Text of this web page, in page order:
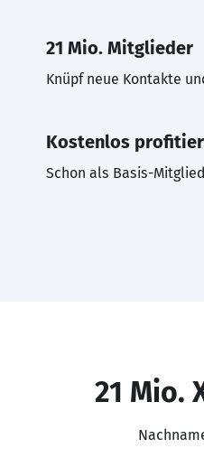
21 Mio. Mitglieder
Knüpf neue Kontakte
Kostenlos
Schon als Basis-
21 Mio.